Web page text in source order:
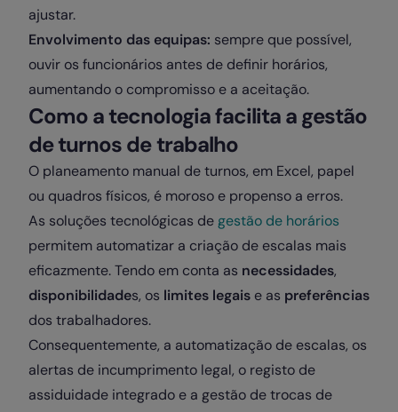
ajustar.
Envolvimento das equipas: sempre que possível,
ouvir os funcionários antes de definir horários,
aumentando o compromisso e a aceitação.
Como a tecnologia facilita a gestão
de turnos de trabalho
O planeamento manual de turnos, em Excel, papel
ou quadros físicos, é moroso e propenso a erros.
As soluções tecnológicas de gestão de horários
permitem automatizar a criação de escalas mais
eficazmente. Tendo em conta as necessidades,
disponibilidades, os limites legais e as preferências
dos trabalhadores.
Consequentemente, a automatização de escalas, os
alertas de incumprimento legal, o registo de
assiduidade integrado e a gestão de trocas de